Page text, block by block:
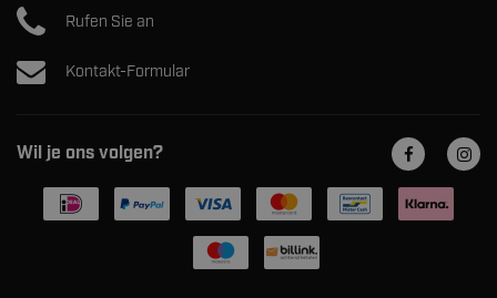
Rufen Sie an
Kontakt-Formular
Wil je ons volgen?